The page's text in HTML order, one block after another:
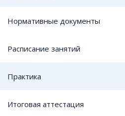
Нормативные документы
Расписание занятий
Практика
Итоговая аттестация